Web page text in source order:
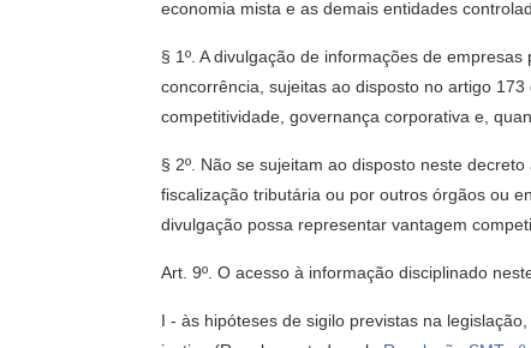
economia mista e as demais entidades
§ 1º. A divulgação de informações de
concorrência, sujeitas ao disposto no artigo
competitividade, governança corporativa e,
§ 2º. Não se sujeitam ao disposto neste
fiscalização tributária ou por outros órgãos ou
divulgação possa representar vantagem
Art. 9º. O acesso à informação disciplinado
I - às hipóteses de sigilo previstas na